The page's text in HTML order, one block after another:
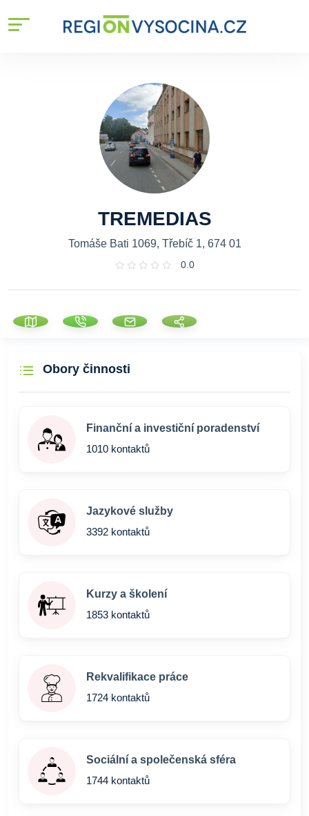
TREMEDIAS
Tomáše Bati 1069, Třebíč 1, 674 01
0.0
Obory činnosti
Finanční a investiční poradenství
1010 kontaktů
Jazykové služby
3392 kontaktů
Kurzy a školení
1853 kontaktů
Rekvalifikace práce
1724 kontaktů
Sociální a společenská sféra
1744 kontaktů